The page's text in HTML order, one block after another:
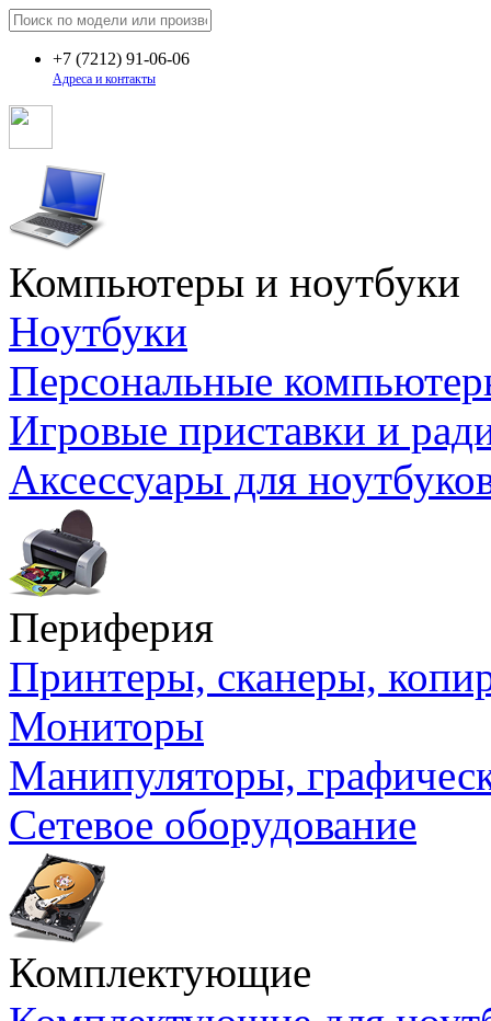
+7 (7212) 91-06-06
Адреса и контакты
Компьютеры и ноутбуки
Ноутбуки
Персональные
Игровые приставки и
Аксессуары для
Периферия
Принтеры, сканеры,
Мониторы
Манипуляторы,
Сетевое оборудование
Комплектующие